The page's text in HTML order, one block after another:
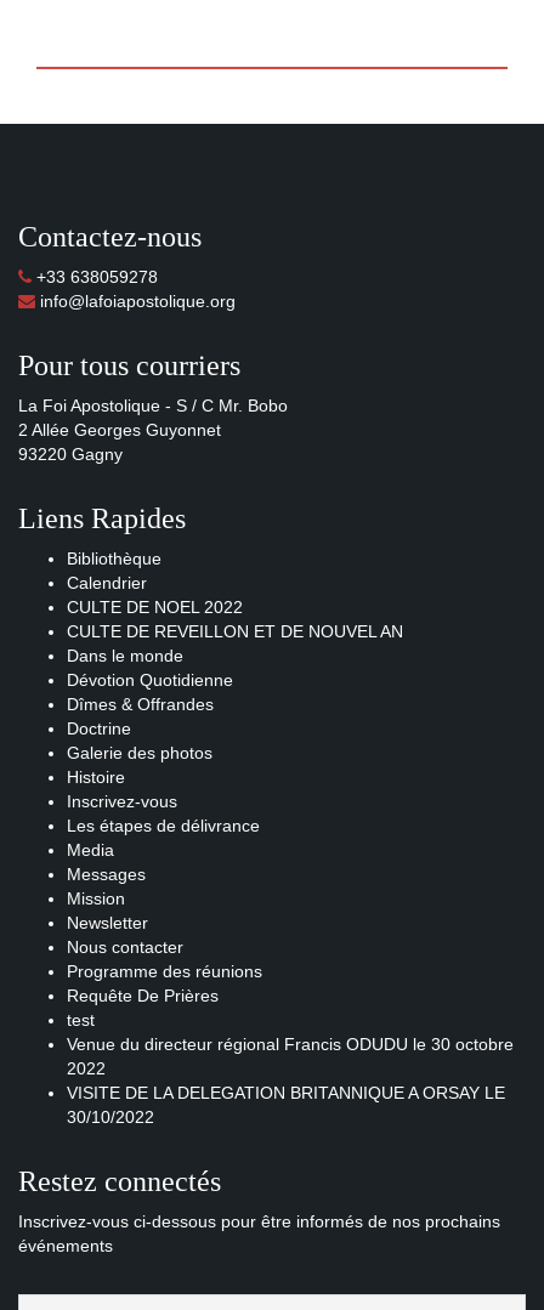
Contactez-nous
+33 638059278
info@lafoiapostolique.org
Pour tous courriers
La Foi Apostolique - S / C Mr. Bobo
2 Allée Georges Guyonnet
93220 Gagny
Liens Rapides
Bibliothèque
Calendrier
CULTE DE NOEL 2022
CULTE DE REVEILLON ET DE NOUVEL AN
Dans le monde
Dévotion Quotidienne
Dîmes & Offrandes
Doctrine
Galerie des photos
Histoire
Inscrivez-vous
Les étapes de délivrance
Media
Messages
Mission
Newsletter
Nous contacter
Programme des réunions
Requête De Prières
test
Venue du directeur régional Francis ODUDU le 30 octobre
2022
VISITE DE LA DELEGATION BRITANNIQUE A ORSAY LE
30/10/2022
Restez connectés
Inscrivez-vous ci-dessous pour être informés de nos prochains
événements